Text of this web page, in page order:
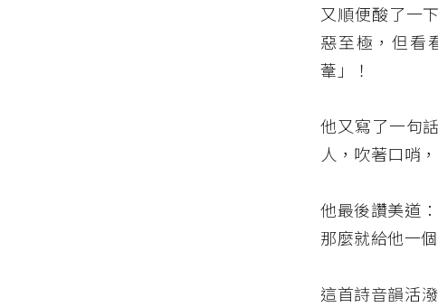
又順便酸了一
惡至極，但看
葦」！
他又寫了一句
人，吹著口哨
他最後讚美道
那麼就給他一
這首詩音韻活